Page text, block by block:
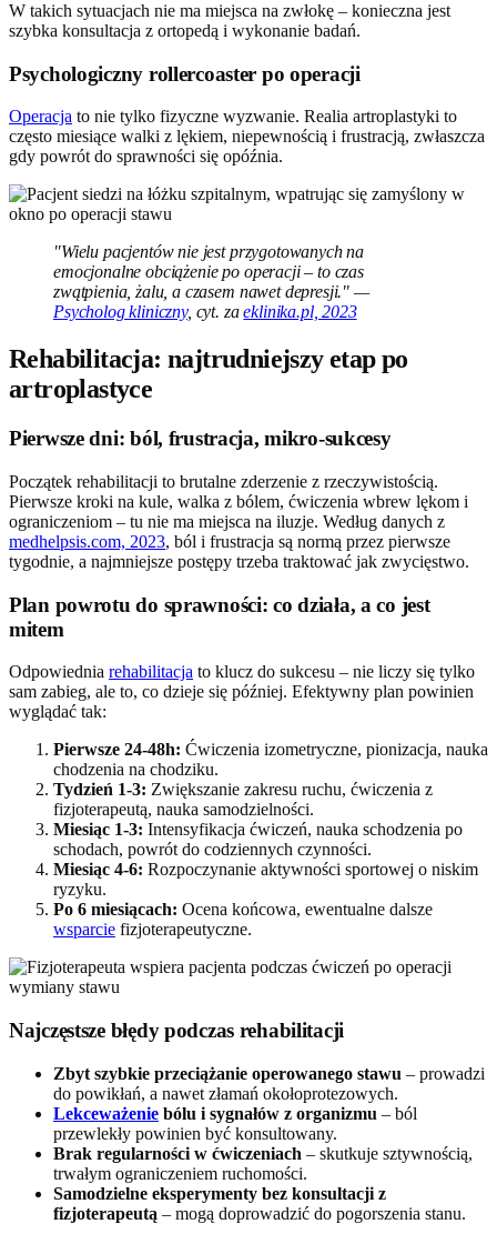
W takich sytuacjach nie ma miejsca na zwłokę – konieczna jest
szybka konsultacja z ortopedą i wykonanie badań.
Psychologiczny rollercoaster po operacji
Operacja to nie tylko fizyczne wyzwanie. Realia artroplastyki to
często miesiące walki z lękiem, niepewnością i frustracją, zwłaszcza
gdy powrót do sprawności się opóźnia.
"Wielu pacjentów nie jest przygotowanych na
emocjonalne obciążenie po operacji – to czas
zwątpienia, żalu, a czasem nawet depresji." —
Psycholog kliniczny, cyt. zaeklinika.pl, 2023
Rehabilitacja: najtrudniejszy etap po
artroplastyce
Pierwsze dni: ból, frustracja, mikro-sukcesy
Początek rehabilitacji to brutalne zderzenie z rzeczywistością.
Pierwsze kroki na kule, walka z bólem, ćwiczenia wbrew lękom i
ograniczeniom – tu nie ma miejsca na iluzje. Według danych z
medhelpsis.com, 2023, ból i frustracja są normą przez pierwsze
tygodnie, a najmniejsze postępy trzeba traktować jak zwycięstwo.
Plan powrotu do sprawności: co działa, a co jest
mitem
Odpowiednia rehabilitacja to klucz do sukcesu – nie liczy się tylko
sam zabieg, ale to, co dzieje się później. Efektywny plan powinien
wyglądać tak:
Pierwsze 24-48h: Ćwiczenia izometryczne, pionizacja, nauka
chodzenia na chodziku.
Tydzień 1-3: Zwiększanie zakresu ruchu, ćwiczenia z
fizjoterapeutą, nauka samodzielności.
Miesiąc 1-3: Intensyfikacja ćwiczeń, nauka schodzenia po
schodach, powrót do codziennych czynności.
Miesiąc 4-6: Rozpoczynanie aktywności sportowej o niskim
ryzyku.
Po 6 miesiącach: Ocena końcowa, ewentualne dalsze
wsparcie fizjoterapeutyczne.
Najczęstsze błędy podczas rehabilitacji
Zbyt szybkie przeciążanie operowanego stawu – prowadzi
do powikłań, a nawet złamań okołoprotezowych.
Lekceważenie bólu i sygnałów z organizmu – ból
przewlekły powinien być konsultowany.
Brak regularności w ćwiczeniach – skutkuje sztywnością,
trwałym ograniczeniem ruchomości.
Samodzielne eksperymenty bez konsultacji z
fizjoterapeutą – mogą doprowadzić do pogorszenia stanu.